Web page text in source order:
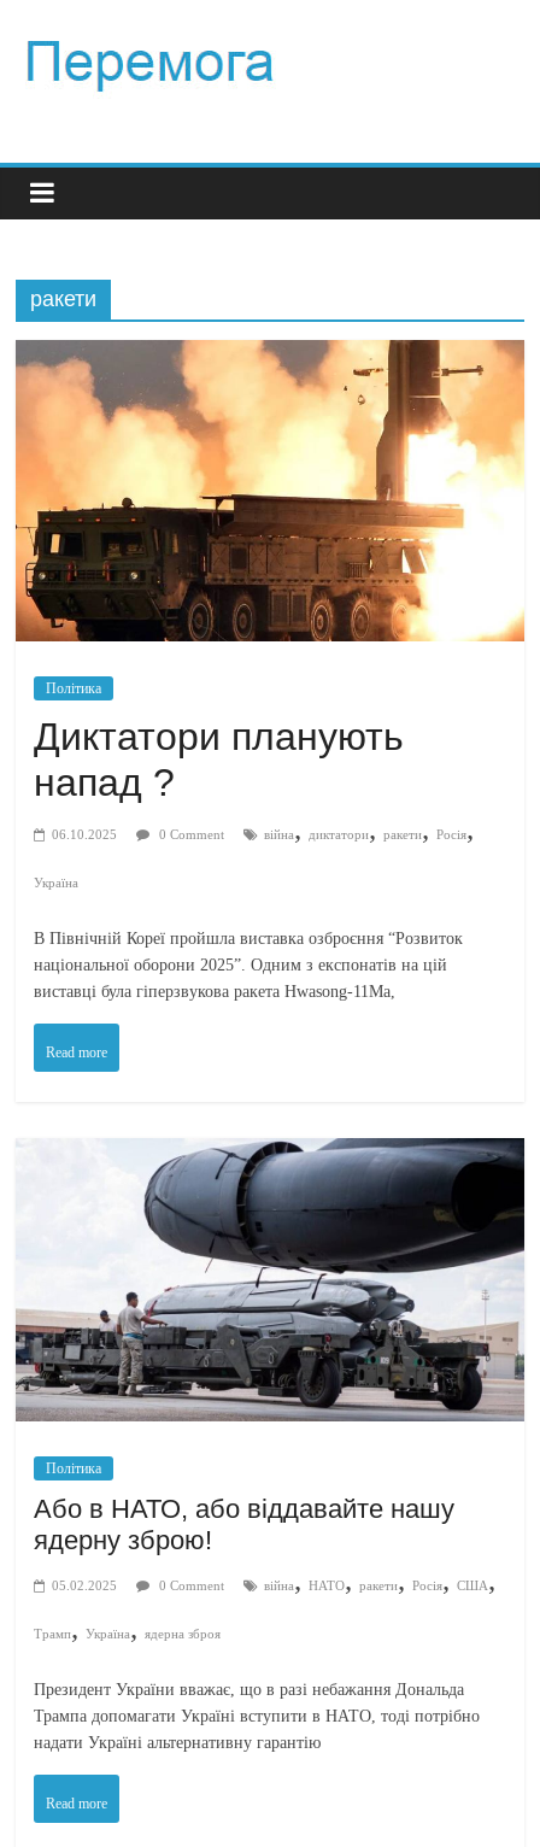
ракети
Політика
Диктатори планують
напад ?
06.10.2025 0 Comment війна,диктатори,ракети,Росія,
Україна
В Північній Кореї пройшла виставка озброєння “Розвиток
національної оборони 2025”. Одним з експонатів на цій
виставці була гіперзвукова ракета Hwasong-11Ma,
Read more
Політика
Або в НАТО, або віддавайте нашу
ядерну зброю!
05.02.2025 0 Comment війна,НАТО,ракети,Росія,США,
Трамп,Україна,ядерна зброя
Президент України вважає, що в разі небажання Дональда
Трампа допомагати Україні вступити в НАТО, тоді потрібно
надати Україні альтернативну гарантію
Read more